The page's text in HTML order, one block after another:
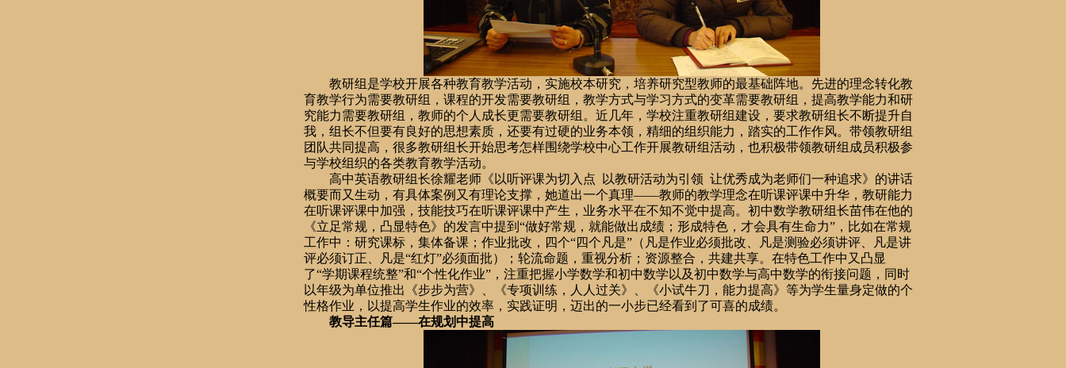
教研组是学校开展各种教育教学活动，实施校本研究，培养研究型教师的最基础阵地。先进的理念转化教
育教学行为需要教研组，课程的开发需要教研组，教学方式与学习方式的变革需要教研组，提高教学能力和研
究能力需要教研组，教师的个人成长更需要教研组。近几年，学校注重教研组建设，要求教研组长不断提升自
我，组长不但要有良好的思想素质，还要有过硬的业务本领，精细的组织能力，踏实的工作作风。带领教研组
团队共同提高，很多教研组长开始思考怎样围绕学校中心工作开展教研组活动，也积极带领教研组成员积极参
与学校组织的各类教育教学活动。
高中英语教研组长徐耀老师《以听评课为切入点 以教研活动为引领 让优秀成为老师们一种追求》的讲话
概要而又生动，有具体案例又有理论支撑，她道出一个真理——教师的教学理念在听课评课中升华，教研能力
在听课评课中加强，技能技巧在听课评课中产生，业务水平在不知不觉中提高。初中数学教研组长苗伟在他的
《立足常规，凸显特色》的发言中提到“做好常规，就能做出成绩；形成特色，才会具有生命力”，比如在常规
工作中：研究课标，集体备课；作业批改，四个“四个凡是”（凡是作业必须批改、凡是测验必须讲评、凡是讲
评必须订正、凡是“红灯”必须面批）；轮流命题，重视分析；资源整合，共建共享。在特色工作中又凸显
了“学期课程统整”和“个性化作业”，注重把握小学数学和初中数学以及初中数学与高中数学的衔接问题，同时
以年级为单位推出《步步为营》、《专项训练，人人过关》、《小试牛刀，能力提高》等为学生量身定做的个
性格作业，以提高学生作业的效率，实践证明，迈出的一小步已经看到了可喜的成绩。
教导主任篇——在规划中提高